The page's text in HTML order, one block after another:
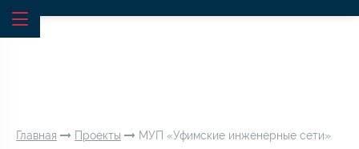
Главная Проекты МУП «Уфимские инженерные сети»